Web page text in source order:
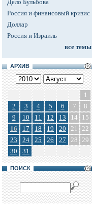
Дело Бульбова
Россия и финансовый кризис
Доллар
Россия и Израиль
все темы
АРХИВ
1
2
3 4 5 6 7
8
9
10 11 12 13 14
15
16
17 18 19 20 21
22
23
24 25 26 27 28 29
30
31
ПОИСК